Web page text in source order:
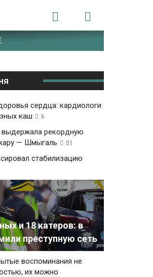
сердца: кардиологи
каш
6
выдержала рекордную
— Шмыгаль
51
стабилизацию
и 18 катеров: в
преступную сеть
воспоминания не
их можно